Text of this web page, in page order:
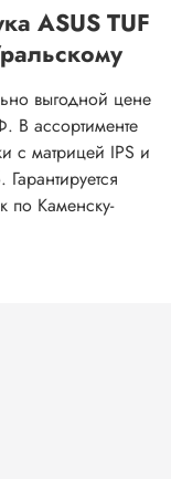
ASUS TUF
выгодной цене
В ассортименте
с матрицей IPS и
по Каменску-